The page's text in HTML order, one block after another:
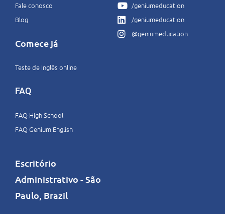
Fale conosco
Blog
Comece já
Teste de Inglês online
FAQ
FAQ High School
FAQ Genium English
/geniumeducation
/geniumeducation
@geniumeducation
Escritório
Administrativo - São
Paulo, Brazil